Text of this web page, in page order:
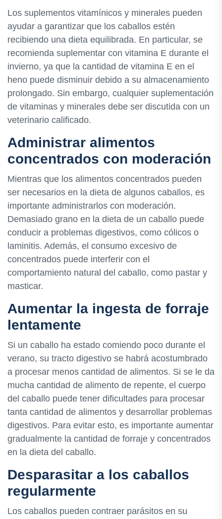
Los suplementos vitamínicos y minerales pueden
ayudar a garantizar que los caballos estén
recibiendo una dieta equilibrada. En particular, se
recomienda suplementar con vitamina E durante el
invierno, ya que la cantidad de vitamina E en el
heno puede disminuir debido a su almacenamiento
prolongado. Sin embargo, cualquier suplementación
de vitaminas y minerales debe ser discutida con un
veterinario calificado.
Administrar alimentos
concentrados con moderación
Mientras que los alimentos concentrados pueden
ser necesarios en la dieta de algunos caballos, es
importante administrarlos con moderación.
Demasiado grano en la dieta de un caballo puede
conducir a problemas digestivos, como cólicos o
laminitis. Además, el consumo excesivo de
concentrados puede interferir con el
comportamiento natural del caballo, como pastar y
masticar.
Aumentar la ingesta de forraje
lentamente
Si un caballo ha estado comiendo poco durante el
verano, su tracto digestivo se habrá acostumbrado
a procesar menos cantidad de alimentos. Si se le da
mucha cantidad de alimento de repente, el cuerpo
del caballo puede tener dificultades para procesar
tanta cantidad de alimentos y desarrollar problemas
digestivos. Para evitar esto, es importante aumentar
gradualmente la cantidad de forraje y concentrados
en la dieta del caballo.
Desparasitar a los caballos
regularmente
Los caballos pueden contraer parásitos en su